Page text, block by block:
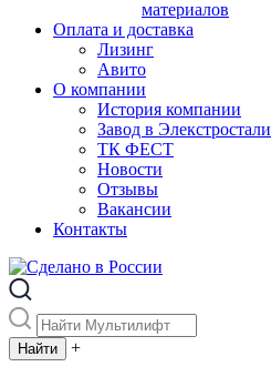
материалов
Оплата и доставка
Лизинг
Авито
О компании
История компании
Завод в Элекстростали
ТК ФЕСТ
Новости
Отзывы
Вакансии
Контакты
+